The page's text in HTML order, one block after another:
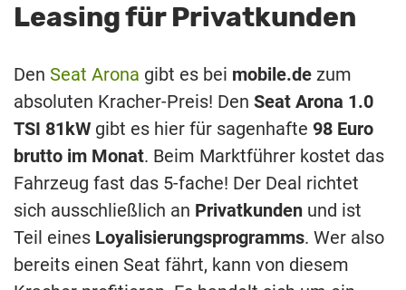
Leasing für Privatkunden
Den Seat Arona gibt es bei mobile.de zum
absoluten Kracher-Preis! Den Seat Arona 1.0
TSI 81kW gibt es hier für sagenhafte 98 Euro
brutto im Monat. Beim Marktführer kostet das
Fahrzeug fast das 5-fache! Der Deal richtet
sich ausschließlich an Privatkunden und ist
Teil eines Loyalisierungsprogramms. Wer also
bereits einen Seat fährt, kann von diesem